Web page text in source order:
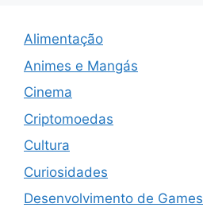
Alimentação
Animes e Mangás
Cinema
Criptomoedas
Cultura
Curiosidades
Desenvolvimento de Games